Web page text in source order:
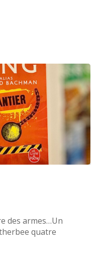
des armes…Un
quatre